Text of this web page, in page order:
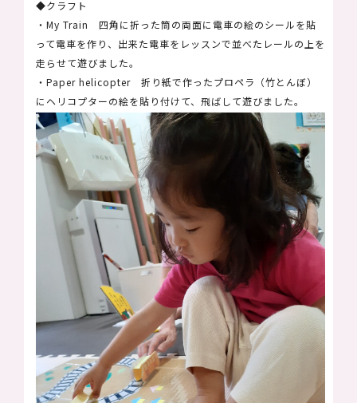
◆クラフト
・My Train 四角に折った筒の両面に電車の絵のシールを貼
って電車を作り、出来た電車をレッスンで並べたレールの上を
走らせて遊びました。
・Paper helicopter 折り紙で作ったプロペラ（竹とんぼ）
にヘリコプターの絵を貼り付けて、飛ばして遊びました。